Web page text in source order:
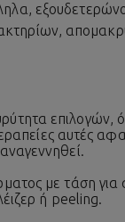
επιλογών,
αυτές
με τάση για
ή peeling.